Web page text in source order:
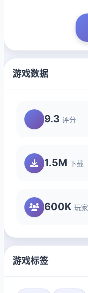
游戏数据
9.3 评分
1.5M 下载
600K 玩家
游戏标签